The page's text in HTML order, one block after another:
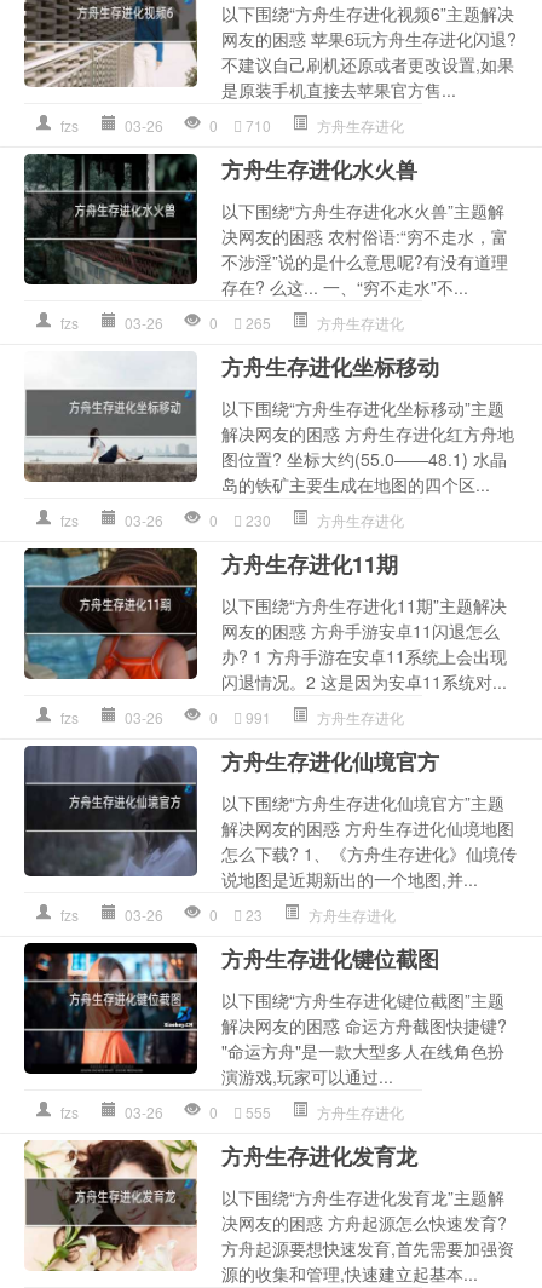
以下围绕“方舟生存进化视频6”主题解决
网友的困惑 苹果6玩方舟生存进化闪退?
不建议自己刷机还原或者更改设置,如果
是原装手机直接去苹果官方售...
fzs 03-26 0 710 方舟生存进化
方舟生存进化水火兽
以下围绕“方舟生存进化水火兽”主题解
决网友的困惑 农村俗语:“穷不走水，富
不涉淫”说的是什么意思呢?有没有道理
存在? 么这... 一、“穷不走水”不...
fzs 03-26 0 265 方舟生存进化
方舟生存进化坐标移动
以下围绕“方舟生存进化坐标移动”主题
解决网友的困惑 方舟生存进化红方舟地
图位置? 坐标大约(55.0——48.1) 水晶
岛的铁矿主要生成在地图的四个区...
fzs 03-26 0 230 方舟生存进化
方舟生存进化11期
以下围绕“方舟生存进化11期”主题解决
网友的困惑 方舟手游安卓11闪退怎么
办? 1 方舟手游在安卓11系统上会出现
闪退情况。2 这是因为安卓11系统对...
fzs 03-26 0 991 方舟生存进化
方舟生存进化仙境官方
以下围绕“方舟生存进化仙境官方”主题
解决网友的困惑 方舟生存进化仙境地图
怎么下载? 1、《方舟生存进化》仙境传
说地图是近期新出的一个地图,并...
fzs 03-26 0 23 方舟生存进化
方舟生存进化键位截图
以下围绕“方舟生存进化键位截图”主题
解决网友的困惑 命运方舟截图快捷键?
"命运方舟"是一款大型多人在线角色扮
演游戏,玩家可以通过...
fzs 03-26 0 555 方舟生存进化
方舟生存进化发育龙
以下围绕“方舟生存进化发育龙”主题解
决网友的困惑 方舟起源怎么快速发育?
方舟起源要想快速发育,首先需要加强资
源的收集和管理,快速建立起基本...